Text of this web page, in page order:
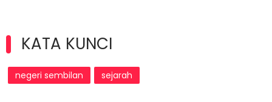
KATA KUNCI
negeri sembilan sejarah